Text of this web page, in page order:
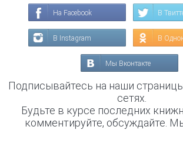
На Facebook В
В Instagram В
Мы Вконтакте
Подписывайтесь на наши
сетях.
Будьте в курсе последних
комментируйте, обсуждайте.